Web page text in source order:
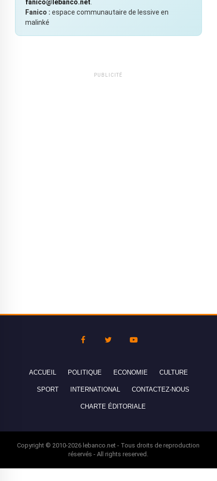
fanico@lebanco.net
Fanico : espace communautaire de lessive en
malinké
PUBLICITÉ
ACCUEIL POLITIQUE ECONOMIE CULTURE
SPORT INTERNATIONAL CONTACTEZ-NOUS
CHARTE ÉDITORIALE
Copyright © 2010-2026 lebanco.net - Tous droits de reproduction
réservés - All rights reserved.